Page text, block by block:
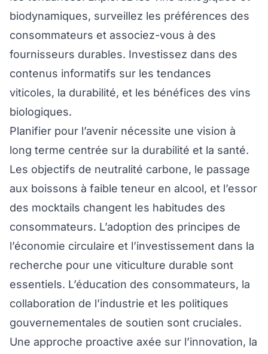
biodynamiques, surveillez les préférences des
consommateurs et associez-vous à des
fournisseurs durables. Investissez dans des
contenus informatifs sur les tendances
viticoles, la durabilité, et les bénéfices des vins
biologiques.
Planifier pour l’avenir nécessite une vision à
long terme centrée sur la durabilité et la santé.
Les objectifs de neutralité carbone, le passage
aux boissons à faible teneur en alcool, et l’essor
des mocktails changent les habitudes des
consommateurs. L’adoption des principes de
l’économie circulaire et l’investissement dans la
recherche pour une viticulture durable sont
essentiels. L’éducation des consommateurs, la
collaboration de l’industrie et les politiques
gouvernementales de soutien sont cruciales.
Une approche proactive axée sur l’innovation, la